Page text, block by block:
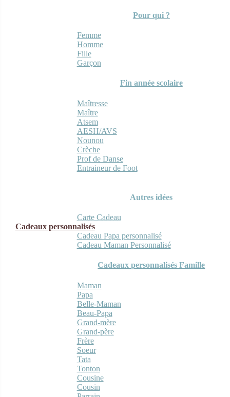
Pour qui ?
Femme
Homme
Fille
Garçon
Fin année scolaire
Maîtresse
Maître
Atsem
AESH/AVS
Nounou
Crèche
Prof de Danse
Entraineur de Foot
Autres idées
Carte Cadeau
Cadeaux personnalisés
Cadeau Papa personnalisé
Cadeau Maman Personnalisé
Cadeaux personnalisés Famille
Maman
Papa
Belle-Maman
Beau-Papa
Grand-mère
Grand-père
Frère
Soeur
Tata
Tonton
Cousine
Cousin